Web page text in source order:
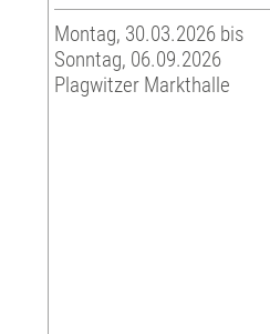
Montag, 30.03.2026 bis
Sonntag, 06.09.2026
Plagwitzer Markthalle